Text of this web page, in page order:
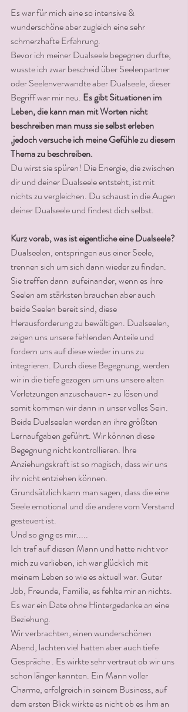
Es war für mich eine so intensive &
wunderschöne aber zugleich eine sehr
schmerzhafte Erfahrung.
Bevor ich meiner Dualseele begegnen durfte,
wusste ich zwar bescheid über Seelenpartner
oder Seelenverwandte aber Dualseele, dieser
Begriff war mir neu. Es gibt Situationen im
Leben, die kann man mit Worten nicht
beschreiben man muss sie selbst erleben
,jedoch versuche ich meine Gefühle zu diesem
Thema zu beschreiben.
Du wirst sie spüren! Die Energie, die zwischen
dir und deiner Dualseele entsteht, ist mit
nichts zu vergleichen. Du schaust in die Augen
deiner Dualseele und findest dich selbst.
Kurz vorab, was ist eigentliche eine Dualseele?
Dualseelen, entspringen aus einer Seele,
trennen sich um sich dann wieder zu finden.
Sie treffen dann  aufeinander, wenn es ihre
Seelen am stärksten brauchen aber auch
beide Seelen bereit sind, diese
Herausforderung zu bewältigen. Dualseelen,
zeigen uns unsere fehlenden Anteile und
fordern uns auf diese wieder in uns zu
integrieren. Durch diese Begegnung, werden
wir in die tiefe gezogen um uns unsere alten
Verletzungen anzuschauen- zu lösen und
somit kommen wir dann in unser volles Sein.
Beide Dualseelen werden an ihre größten
Lernaufgaben geführt. Wir können diese
Begegnung nicht kontrollieren. Ihre
Anziehungskraft ist so magisch, dass wir uns
ihr nicht entziehen können.
Grundsätzlich kann man sagen, dass die eine
Seele emotional und die andere vom Verstand
gesteuert ist.
Und so ging es mir.....
Ich traf auf diesen Mann und hatte nicht vor
mich zu verlieben, ich war glücklich mit
meinem Leben so wie es aktuell war. Guter
Job, Freunde, Familie, es fehlte mir an nichts.
Es war ein Date ohne Hintergedanke an eine
Beziehung.
Wir verbrachten, einen wunderschönen
Abend, lachten viel hatten aber auch tiefe
Gespräche . Es wirkte sehr vertraut ob wir uns
schon länger kannten. Ein Mann voller
Charme, erfolgreich in seinem Business, auf
dem ersten Blick wirkte es nicht ob es ihm an